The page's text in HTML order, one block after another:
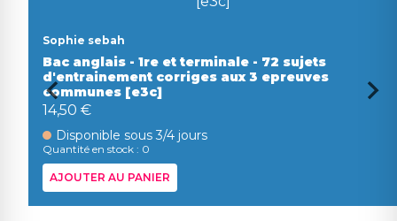
Sophie sebah
Bac anglais - 1re et terminale - 72 sujets
d'entrainement corriges aux 3 epreuves
communes [e3c]
14,50 €
Disponible sous 3/4 jours
Quantité en stock : 0
AJOUTER AU PANIER